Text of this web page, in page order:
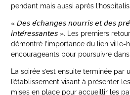
pendant mais aussi après
«𝘋𝘦𝘴𝘦́𝘤𝘩𝘢𝘯𝘨𝘦𝘴𝘯𝘰𝘶𝘳𝘳𝘪𝘴𝘦𝘵𝘥𝘦𝘴𝘱𝘳𝘦́
𝘪𝘯𝘵𝘦́𝘳𝘦𝘴𝘴𝘢𝘯𝘵𝘦𝘴». Les premiers
démontré l’importance du lien ville-
encourageants pour poursuivre
La soirée s’est ensuite terminée
l’établissement visant à présenter
mises en place pour accueillir les